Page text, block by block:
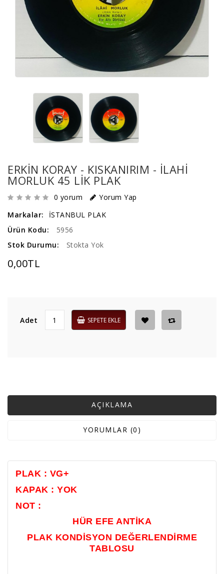
ERKIN KORAY - KISKANIRIM - ILAHI
MORLUK 45 LIK PLAK
0 yorum
Yorum Yap
Markalar:
İSTANBUL PLAK
Ürün Kodu:
5956
Stok Durumu:
Stokta Yok
0,00TL
Adet SEPETE EKLE
AÇIKLAMA
YORUMLAR (0)
PLAK : VG+
KAPAK : YOK
NOT :
HÜR EFE ANTİKA
PLAK KONDİSYON DEĞERLENDİRME
TABLOSU